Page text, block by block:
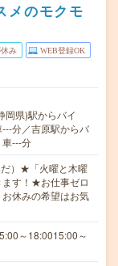
メのモクモ
み WEB登録OK
岡県)駅からバイ
分／吉原駅からバ
---分
）★「火曜と木曜
ます！★お仕事ゼロ
休みの希望はお気
～18:0015:00～